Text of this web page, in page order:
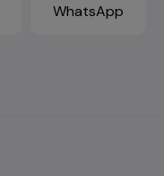
WhatsApp